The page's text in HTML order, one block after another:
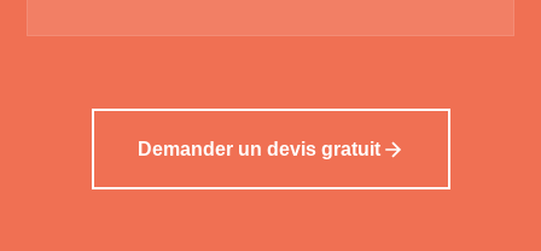
Demander un devis gratuit